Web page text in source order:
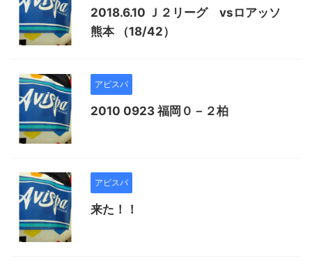
2018.6.10 Ｊ２リーグ vsロアッソ
熊本 （18/42）
アビスパ
2010 0923 福岡０－２柏
アビスパ
来た！！